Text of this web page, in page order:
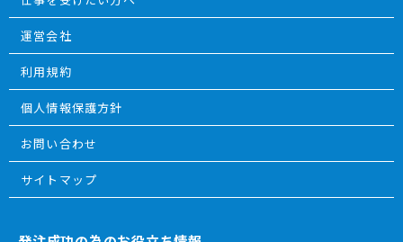
運営会社
利用規約
個人情報保護方針
お問い合わせ
サイトマップ